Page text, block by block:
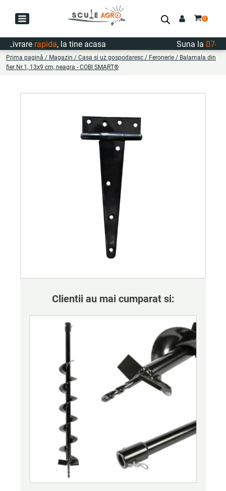
rapida, la tine acasa Suna la
Prima pagină / Magazin / Casa si uz gospodaresc / Feronerie / Balamala din
fier Nr.1, 13x9 cm, neagra - COBI SMART®
Clientii au mai cumparat si: